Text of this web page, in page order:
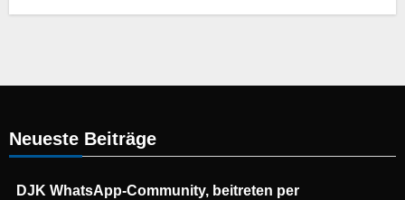
Neueste Beiträge
DJK WhatsApp-Community, beitreten per